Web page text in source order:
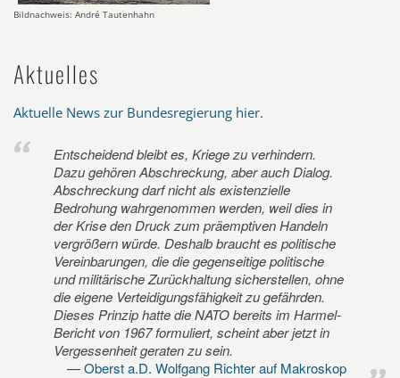
Bildnachweis: André Tautenhahn
Aktuelles
Aktuelle News zur Bundesregierung hier.
Entscheidend bleibt es, Kriege zu verhindern.
Dazu gehören Abschreckung, aber auch Dialog.
Abschreckung darf nicht als existenzielle
Bedrohung wahrgenommen werden, weil dies in
der Krise den Druck zum präemptiven Handeln
vergrößern würde. Deshalb braucht es politische
Vereinbarungen, die die gegenseitige politische
und militärische Zurückhaltung sicherstellen, ohne
die eigene Verteidigungsfähigkeit zu gefährden.
Dieses Prinzip hatte die NATO bereits im Harmel-
Bericht von 1967 formuliert, scheint aber jetzt in
Vergessenheit geraten zu sein.
Oberst a.D. Wolfgang Richter auf Makroskop